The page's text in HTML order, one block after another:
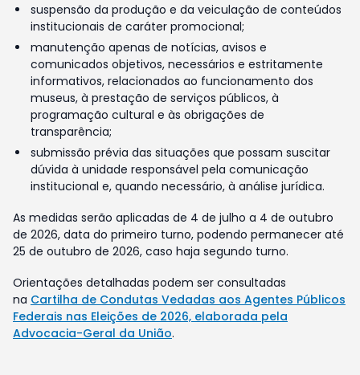
suspensão da produção e da veiculação de conteúdos
institucionais de caráter promocional;
manutenção apenas de notícias, avisos e
comunicados objetivos, necessários e estritamente
informativos, relacionados ao funcionamento dos
museus, à prestação de serviços públicos, à
programação cultural e às obrigações de
transparência;
submissão prévia das situações que possam suscitar
dúvida à unidade responsável pela comunicação
institucional e, quando necessário, à análise jurídica.
As medidas serão aplicadas de 4 de julho a 4 de outubro
de 2026, data do primeiro turno, podendo permanecer até
25 de outubro de 2026, caso haja segundo turno.
Orientações detalhadas podem ser consultadas
na Cartilha de Condutas Vedadas aos Agentes Públicos
Federais nas Eleições de 2026, elaborada pela
Advocacia-Geral da União.